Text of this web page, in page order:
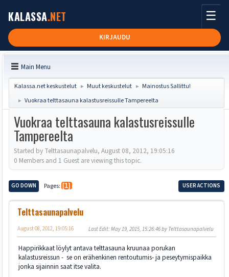
KALASSA.NET
KIRJAUDU
☰
Main Menu
Kalassa.net keskustelut ► Muut keskustelut ► Mainostus Sallittu!
► Vuokraa telttasauna kalastusreissulle Tampereelta
Vuokraa telttasauna kalastusreissulle
Tampereelta
Started by Telttasaunapalvelu, August 08, 2012, 19:05:16
0 Members and 1 Guest are viewing this topic.
GO DOWN Pages 1 USER ACTIONS
Telttasaunapalvelu
August 08, 2012, 19:05:16 Last Edit: May 19, 2015, 15:26:46 by Telttasaunapalvelu
Happirikkaat löylyt antava telttasauna kruunaa porukan
kalastusreissun - se on erähenkinen rentoutumis- ja peseytymispaikka
jonka sijainnin saat itse valita.